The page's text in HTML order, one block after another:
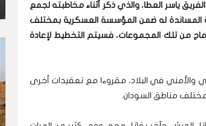
ياسر العطا، والذي ذكر أثناء مخاطبته لجمع
المساندة له ضمن المؤسسة العسكرية بمختلف
من تلك المجموعات، فسيتم التخطيط لإعادة
والأمني في البلاد، مقروءا مع تعقيدات أخرى
مختلف مناطق السودان.